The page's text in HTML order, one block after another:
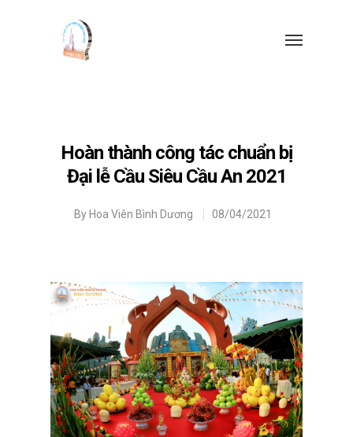
Hoàn thành công tác chuẩn bị
Đại lễ Cầu Siêu Cầu An 2021
By Hoa Viên Bình Dương 08/04/2021